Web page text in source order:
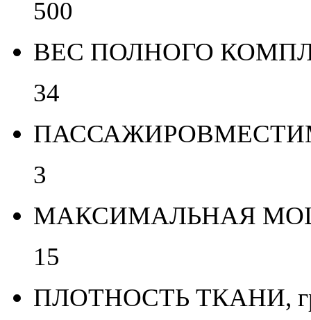
500
ВЕС ПОЛНОГО
34
3
МАКСИМАЛЬНАЯ
15
ПЛОТНОСТЬ ТКАНИ,